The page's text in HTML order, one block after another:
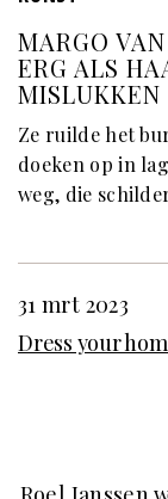
MARGO
ERG ALS
MISLUKKEN
Ze ruilde het
doeken op in
weg, die
31 mrt 2023
Dress your